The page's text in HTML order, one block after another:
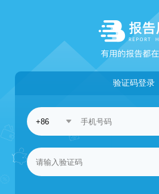
验证码登录